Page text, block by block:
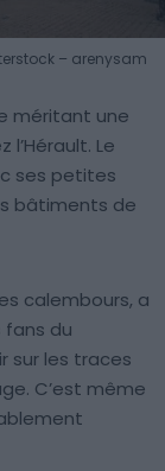
– arenysam
méritant une
Le
ses petites
bâtiments de
calembours, a
fans du
sur les traces
C’est même